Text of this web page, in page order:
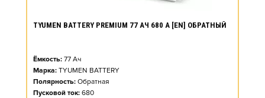
TYUMEN BATTERY PREMIUM 77 АЧ 680 А [EN] ОБРАТНЫЙ
Ёмкость: 77 Ач
Марка: TYUMEN BATTERY
Полярность: Обратная
Пусковой ток: 680